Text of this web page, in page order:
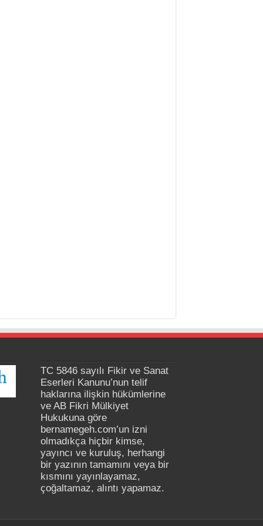
TC 5846 sayılı Fikir ve Sanat
Eserleri Kanunu’nun telif
haklarına ilişkin hükümlerine
ve AB Fikri Mülkiyet
Hukukuna göre
bernamegeh.com’un izni
olmadıkça hiçbir kimse,
yayıncı ve kuruluş, herhangi
bir yazının tamamını veya bir
kısmını yayınlayamaz,
çoğaltamaz, alıntı yapamaz.